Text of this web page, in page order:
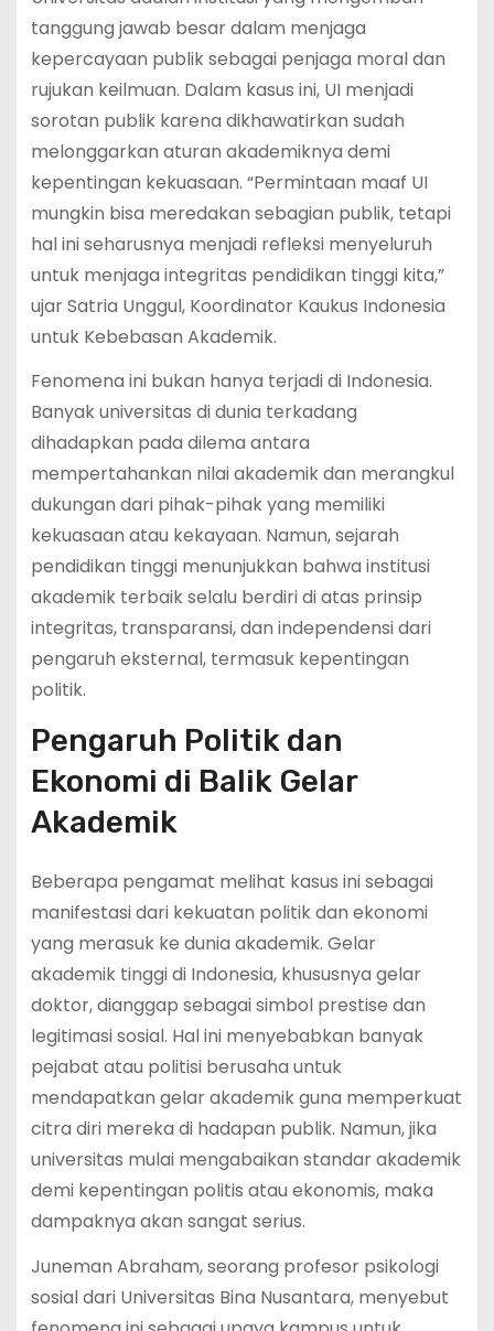
tanggung jawab besar dalam menjaga
kepercayaan publik sebagai penjaga moral dan
rujukan keilmuan. Dalam kasus ini, UI menjadi
sorotan publik karena dikhawatirkan sudah
melonggarkan aturan akademiknya demi
kepentingan kekuasaan. “Permintaan maaf UI
mungkin bisa meredakan sebagian publik, tetapi
hal ini seharusnya menjadi refleksi menyeluruh
untuk menjaga integritas pendidikan tinggi kita,”
ujar Satria Unggul, Koordinator Kaukus Indonesia
untuk Kebebasan Akademik.
Fenomena ini bukan hanya terjadi di Indonesia.
Banyak universitas di dunia terkadang
dihadapkan pada dilema antara
mempertahankan nilai akademik dan merangkul
dukungan dari pihak-pihak yang memiliki
kekuasaan atau kekayaan. Namun, sejarah
pendidikan tinggi menunjukkan bahwa institusi
akademik terbaik selalu berdiri di atas prinsip
integritas, transparansi, dan independensi dari
pengaruh eksternal, termasuk kepentingan
politik.
Pengaruh Politik dan
Ekonomi di Balik Gelar
Akademik
Beberapa pengamat melihat kasus ini sebagai
manifestasi dari kekuatan politik dan ekonomi
yang merasuk ke dunia akademik. Gelar
akademik tinggi di Indonesia, khususnya gelar
doktor, dianggap sebagai simbol prestise dan
legitimasi sosial. Hal ini menyebabkan banyak
pejabat atau politisi berusaha untuk
mendapatkan gelar akademik guna memperkuat
citra diri mereka di hadapan publik. Namun, jika
universitas mulai mengabaikan standar akademik
demi kepentingan politis atau ekonomis, maka
dampaknya akan sangat serius.
Juneman Abraham, seorang profesor psikologi
sosial dari Universitas Bina Nusantara, menyebut